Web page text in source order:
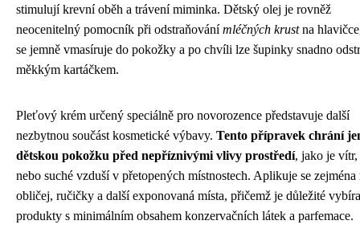
stimulují krevní oběh a trávení miminka. Dětský olej je rovněž
neocenitelný pomocník při odstraňovánímléčných krustna
se jemně vmasíruje do pokožky a po chvíli lze šupinky snadno
měkkým kartáčkem.
Pleťový krém určený speciálně pro novorozence představuje další
nezbytnou součást kosmetické výbavy. Tento přípravek chrání
dětskou pokožku před nepříznivými vlivy prostředí, jako je vítr,
nebo suché vzduší v přetopených místnostech. Aplikuje se zejména
obličej, ručičky a další exponovaná místa, přičemž je důležité
produkty s minimálním obsahem konzervačních látek a parfemace.